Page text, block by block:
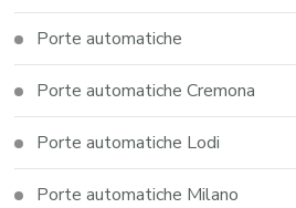
Porte automatiche
Porte automatiche Cremona
Porte automatiche Lodi
Porte automatiche Milano